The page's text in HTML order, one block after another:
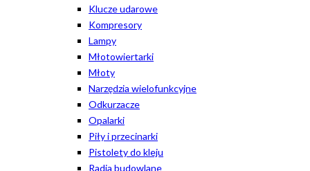
Klucze udarowe
Kompresory
Lampy
Młotowiertarki
Młoty
Narzędzia wielofunkcyjne
Odkurzacze
Opalarki
Piły i przecinarki
Pistolety do kleju
Radia budowlane